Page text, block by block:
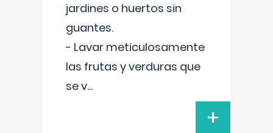
jardines o huertos sin
guantes.
- Lavar meticulosamente
las frutas y verduras que
se v...
+